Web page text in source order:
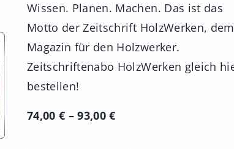
Wissen. Planen. Machen. Das ist das
Motto der Zeitschrift HolzWerken, dem
Magazin für den Holzwerker.
Zeitschriftenabo HolzWerken gleich
bestellen!
74,00 € –93,00€P